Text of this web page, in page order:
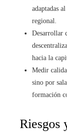
adaptadas
regional.
Desarrollar
hacia la
Medir
sino por
formación
Riesgos